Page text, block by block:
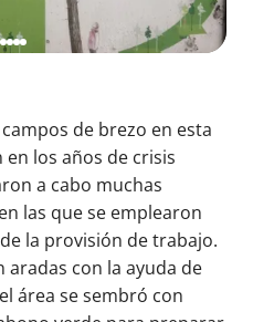
de brezo en esta
en los años de crisis
a cabo muchas
las que se emplearon
la provisión de trabajo.
con la ayuda de
área se sembró con